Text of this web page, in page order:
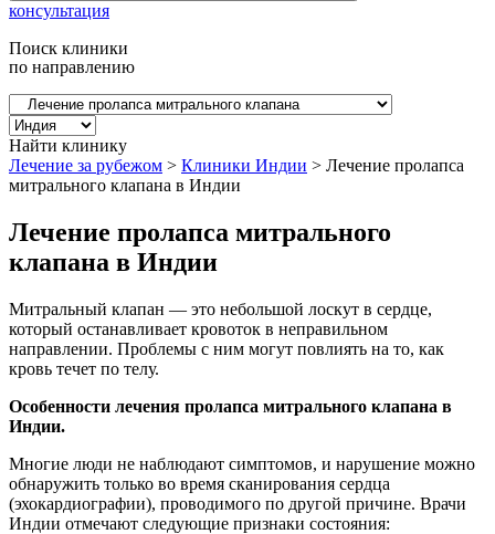
консультация
Поиск клиники
по направлению
Найти клинику
Лечение за рубежом > Клиники Индии > Лечение пролапса
митрального клапана в Индии
Лечение пролапса митрального
клапана в Индии
Митральный клапан — это небольшой лоскут в сердце,
который останавливает кровоток в неправильном
направлении. Проблемы с ним могут повлиять на то, как
кровь течет по телу.
Особенности лечения пролапса митрального клапана в
Индии.
Многие люди не наблюдают симптомов, и нарушение можно
обнаружить только во время сканирования сердца
(эхокардиографии), проводимого по другой причине. Врачи
Индии отмечают следующие признаки состояния: